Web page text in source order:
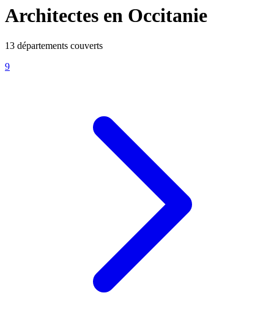
Architectes en Occitanie
13 départements couverts
9